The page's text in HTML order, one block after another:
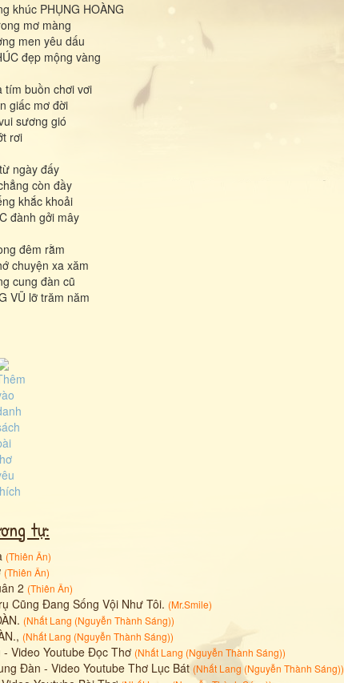
khúc PHỤNG HOÀNG
mơ màng
men yêu dấu
đẹp mộng vàng
tím buồn chơi vơi
giấc mơ đời
sương gió
rơi
ngày đấy
còn đầy
khắc khoải
đành gởi mây
đêm rằm
chuyện xa xăm
cung đàn cũ
VŨ lỡ trăm năm
tự:
(Thiên Ân)
(Thiên Ân)
2 (Thiên Ân)
Cũng Đang Sống Vội Như Tôi. (Mr.Smile)
(Nhất Lang (Nguyễn Thành Sáng))
(Nhất Lang (Nguyễn Thành Sáng))
Video Youtube Đọc Thơ (Nhất Lang (Nguyễn Thành Sáng))
Đàn - Video Youtube Thơ Lục Bát (Nhất Lang (Nguyễn Thành Sáng))